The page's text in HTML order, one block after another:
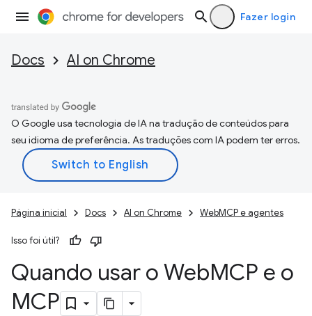
Fazer login
Docs AI on Chrome
O Google usa tecnologia de IA na tradução de conteúdos para
seu idioma de preferência. As traduções com IA podem ter erros.
Página inicial Docs AI on Chrome WebMCP e agentes
Isso foi útil?
Quando usar o WebMCP e o
MCP